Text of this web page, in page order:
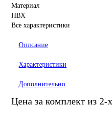
Материал
ПВХ
Все характеристики
Описание
Характеристики
Дополнительно
Цена за комплект из 2-